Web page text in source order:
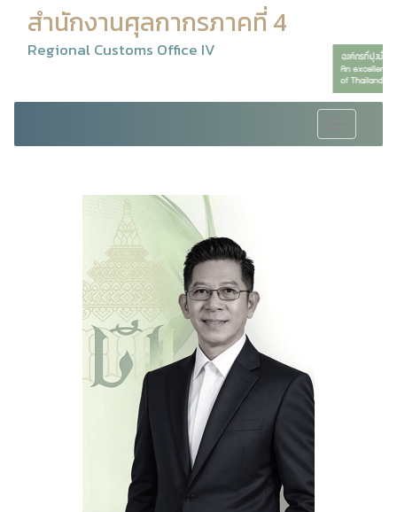
สำนักงานศุลกากรภาคที่ 4
Regional Customs Office IV
navigation